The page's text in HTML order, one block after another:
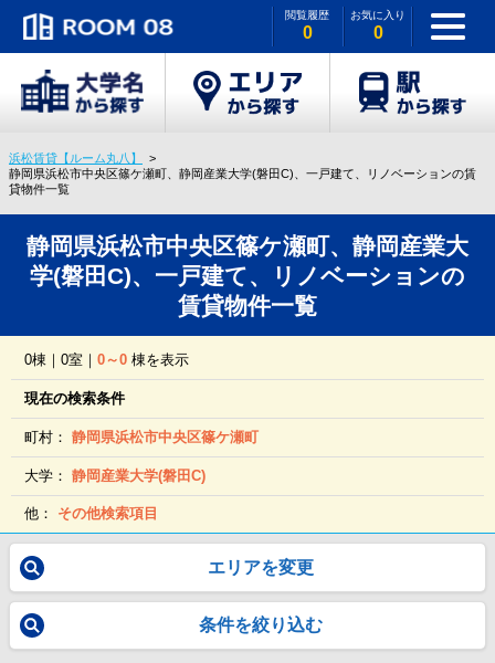
閲覧履歴
0
お気に入り
0
浜松賃貸【ルーム丸八】
静岡県浜松市中央区篠ケ瀬町、静岡産業大学(磐田C)、一戸建て、リノベーションの賃
貸物件一覧
静岡県浜松市中央区篠ケ瀬町、静岡産業大
学(磐田C)、一戸建て、リノベーションの
賃貸物件一覧
0棟｜0室｜0～0 棟を表示
現在の検索条件
町村：静岡県浜松市中央区篠ケ瀬町
大学：静岡産業大学(磐田C)
他： その他検索項目
エリアを変更
条件を絞り込む